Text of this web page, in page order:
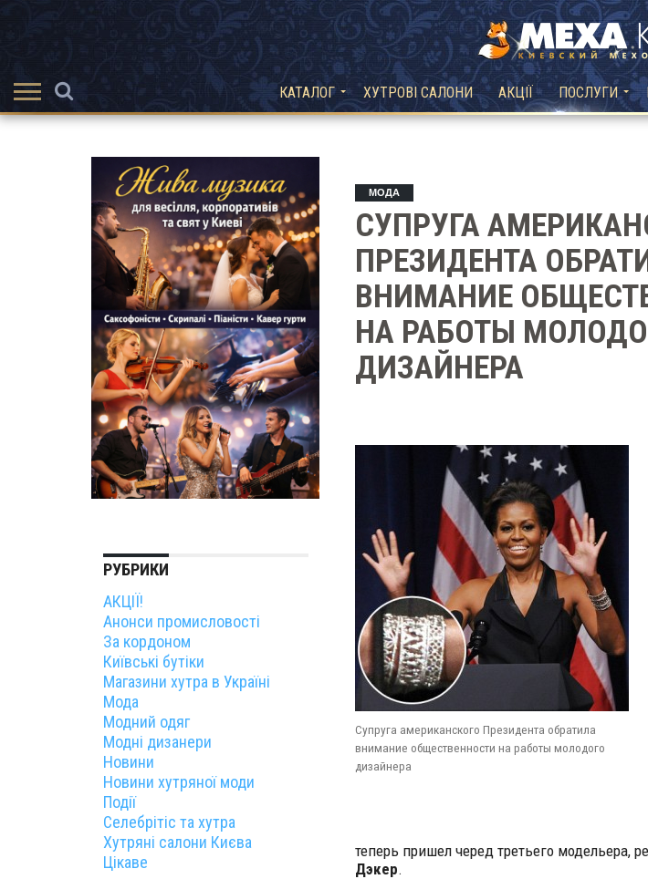
КАТАЛОГ ХУТРОВІ САЛОНИ АКЦІЇ ПОСЛУГИ
МОДА
СУПРУГА
ПРЕЗИДЕНТА
ВНИМАНИЕ
НА РАБОТЫ
ДИЗАЙНЕРА
Супруга американского Президента обратила
внимание общественности на работы молодого
дизайнера
теперь пришел черед третьего модельера,
Дэкер.
РУБРИКИ
АКЦІЇ!
Анонси промисловості
За кордоном
Київські бутіки
Магазини хутра в Україні
Мода
Модний одяг
Модні дизанери
Новини
Новини хутряної моди
Події
Селебрітіс та хутра
Хутряні салони Києва
Цікаве